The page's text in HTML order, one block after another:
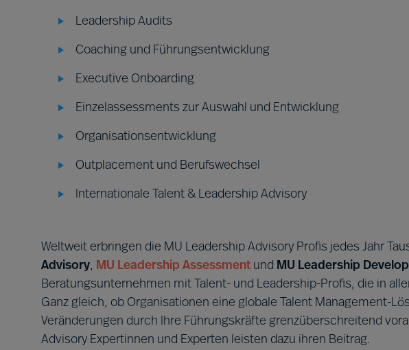
Leadership Audits
Coaching und Führungsentwicklung
Executive Onboarding
Einzelassessments zur Auswahl und Entwicklung
Organisationsentwicklung
Outplacement und Berufswechsel
Internationale Talent & Leadership Advisory
Weltweit erbringen die MU Leadership Advisory Profis jedes Jahr
Advisory, MU Leadership Assessment und MU Leadership
Beratungsunternehmen mit Talent- und Leadership-Profis, die in
Ganz gleich, ob Organisationen eine globale Talent Management-
Veränderungen durch Ihre Führungskräfte grenzüberschreitend
Advisory Expertinnen und Experten leisten dazu ihren Beitrag.